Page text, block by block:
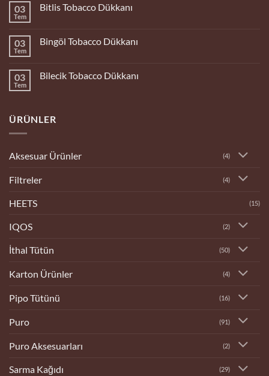
Tobacco
03
Tem
Bitlis Tobacco Dükkanı
Tobacco
03
Tem
Bingöl Tobacco Dükkanı
Tobacco
03
Tem
Bilecik Tobacco Dükkanı
Dükkanı
ÜRÜNLER
Aksesuar Ürünler (4)
Filtreler (4)
HEETS (15)
IQOS (2)
İthal Tütün (50)
Karton Ürünler (4)
Pipo Tütünü (16)
Puro (91)
Puro Aksesuarları (2)
Sarma Kağıdı (29)